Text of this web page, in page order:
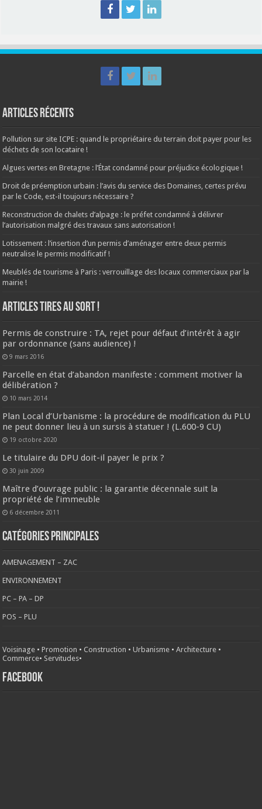
Articles récents
Pollution sur site ICPE : quand le propriétaire du terrain doit payer pour les
déchets de son locataire !
Algues vertes en Bretagne : l’État condamné pour préjudice écologique !
Droit de préemption urbain : l’avis du service des Domaines, certes prévu
par le Code, est-il toujours nécessaire ?
Reconstruction de chalets d’alpage : le préfet condamné à délivrer
l’autorisation malgré des travaux sans autorisation !
Lotissement : l’insertion d’un permis d’aménager entre deux permis
neutralise le permis modificatif !
Meublés de tourisme à Paris : verrouillage des locaux commerciaux par la
mairie !
ARTICLES TIRES AU SORT !
Permis de construire : TA, rejet pour défaut d’intérêt à agir
par ordonnance (sans audience) !
9 mars 2016
Parcelle en état d’abandon manifeste : comment motiver la
délibération ?
10 mars 2014
Plan Local d’Urbanisme : la procédure de modification du PLU
ne peut donner lieu à un sursis à statuer ! (L.600-9 CU)
19 octobre 2020
Le titulaire du DPU doit-il payer le prix ?
30 juin 2009
Maître d’ouvrage public : la garantie décennale suit la
propriété de l’immeuble
6 décembre 2011
CATÉGORIES PRINCIPALES
AMENAGEMENT – ZAC
ENVIRONNEMENT
PC – PA – DP
POS – PLU
Voisinage •Promotion •Construction •Urbanisme •Architecture •
Commerce• Servitudes•
FACEBOOK